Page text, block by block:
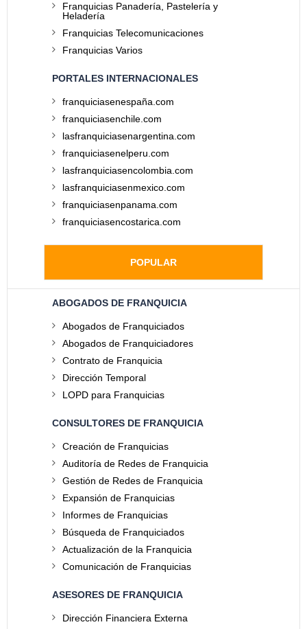
Franquicias Panadería, Pastelería y
Heladería
Franquicias Telecomunicaciones
Franquicias Varios
PORTALES INTERNACIONALES
franquiciasenespaña.com
franquiciasenchile.com
lasfranquiciasenargentina.com
franquiciasenelperu.com
lasfranquiciasencolombia.com
lasfranquiciasenmexico.com
franquiciasenpanama.com
franquiciasencostarica.com
POPULAR
ABOGADOS DE FRANQUICIA
Abogados de Franquiciados
Abogados de Franquiciadores
Contrato de Franquicia
Dirección Temporal
LOPD para Franquicias
CONSULTORES DE FRANQUICIA
Creación de Franquicias
Auditoría de Redes de Franquicia
Gestión de Redes de Franquicia
Expansión de Franquicias
Informes de Franquicias
Búsqueda de Franquiciados
Actualización de la Franquicia
Comunicación de Franquicias
ASESORES DE FRANQUICIA
Dirección Financiera Externa